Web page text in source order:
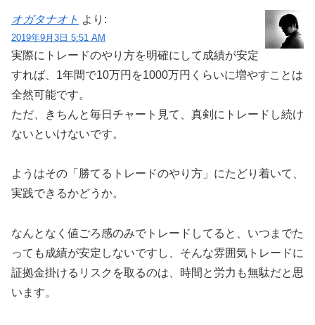
オガタナオト より:
2019年9月3日 5:51 AM
実際にトレードのやり方を明確にして成績が安定
すれば、1年間で10万円を1000万円くらいに増やすことは
全然可能です。
ただ、きちんと毎日チャート見て、真剣にトレードし続け
ないといけないです。
ようはその「勝てるトレードのやり方」にたどり着いて、
実践できるかどうか。
なんとなく値ごろ感のみでトレードしてると、いつまでた
っても成績が安定しないですし、そんな雰囲気トレードに
証拠金掛けるリスクを取るのは、時間と労力も無駄だと思
います。